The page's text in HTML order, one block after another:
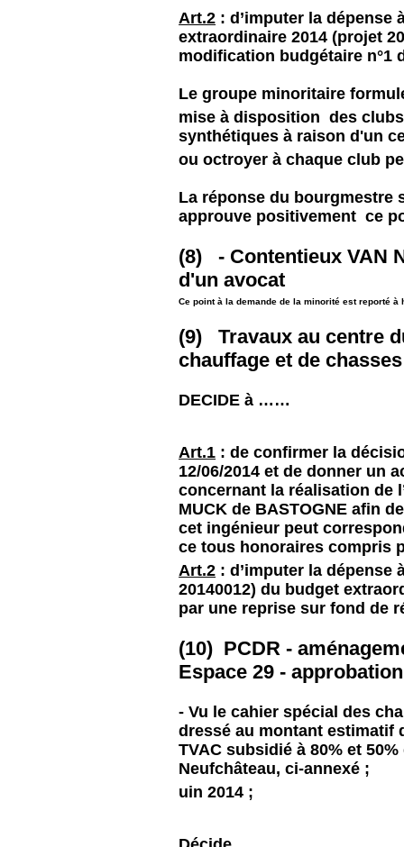
Art.2 : d’imputer la dépense
extraordinaire 2014 (projet
modification budgétaire n°1
Le groupe minoritaire
mise à disposition des
synthétiques à raison d'un
ou octroyer à chaque club
La réponse du bourgmestre
approuve positivement ce
(8) - Contentieux VAN
d'un avocat
Ce point à la demande de la minorité est reporté à
(9) Travaux au centre
chauffage et de
DECIDE à ……
Art.1 : de confirmer la
12/06/2014 et de donner un
concernant la réalisation de
MUCK de BASTOGNE afin
cet ingénieur peut
ce tous honoraires compris
Art.2 : d’imputer la dépense
20140012) du budget
par une reprise sur fond de
(10) PCDR -
Espace 29 -
- Vu le cahier spécial des
dressé au montant estimatif
TVAC subsidié à 80% et
Neufchâteau, ci-annexé ;
uin 2014 ;